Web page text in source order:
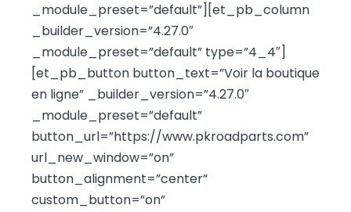
_module_preset=”default”][et_pb_column
_builder_version=”4.27.0″
_module_preset=”default” type=”4_4″]
[et_pb_button button_text=”Voir la boutique
en ligne” _builder_version=”4.27.0″
_module_preset=”default”
button_url=”https://www.pkroadparts.com”
url_new_window=”on”
button_alignment=”center”
custom_button=”on”